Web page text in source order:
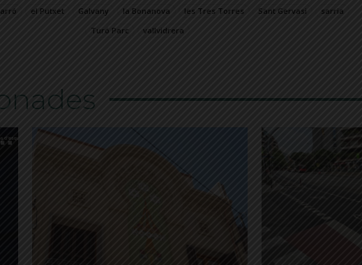
el Putxet Galvany la Bonanova les Tres Torres Sant Gervasi
sarria
Turó Parc
vallvidrera